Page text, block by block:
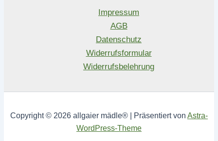
Impressum
AGB
Datenschutz
Widerrufsformular
Widerrufsbelehrung
Copyright © 2026 allgaier mädle® | Präsentiert von Astra-
WordPress-Theme